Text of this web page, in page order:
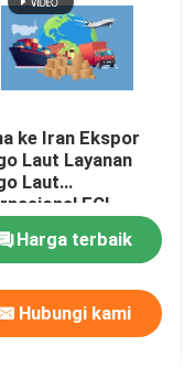
China
Cina
ke Iran Ekspor
Laut Layanan
Laut
FCL
Harga terbaik
Hubungi kami